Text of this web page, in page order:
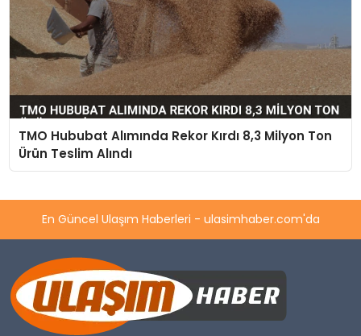
TMO Hububat Alımında Rekor Kırdı 8,3 Milyon Ton
Ürün Teslim Alındı
En Güncel Ulaşım Haberleri - ulasimhaber.com'da